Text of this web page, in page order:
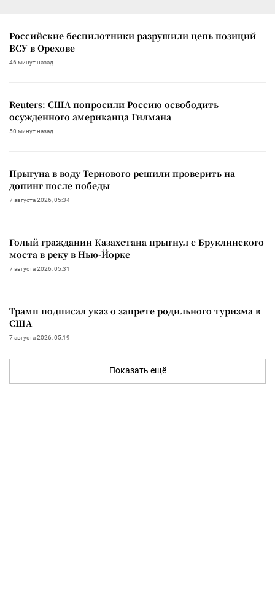
Российские беспилотники разрушили цепь позиций
ВСУ в Орехове
46 минут назад
Reuters: США попросили Россию освободить
осужденного американца Гилмана
50 минут назад
Прыгуна в воду Тернового решили проверить на
допинг после победы
7 августа 2026, 05:34
Голый гражданин Казахстана прыгнул с Бруклинского
моста в реку в Нью-Йорке
7 августа 2026, 05:31
Трамп подписал указ о запрете родильного туризма в
США
7 августа 2026, 05:19
Показать ещё